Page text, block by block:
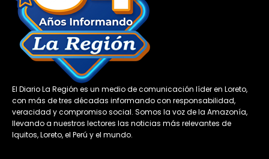
El Diario La Región es un medio de comunicación líder en Loreto,
con más de tres décadas informando con responsabilidad,
veracidad y compromiso social. Somos la voz de la Amazonía,
llevando a nuestros lectores las noticias más relevantes de
Iquitos, Loreto, el Perú y el mundo.